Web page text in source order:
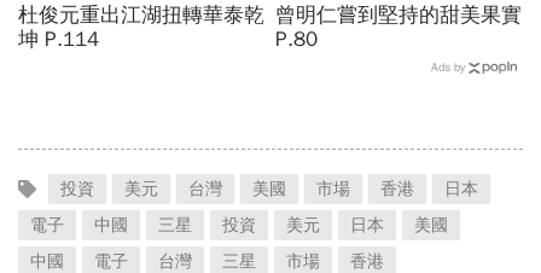
杜俊元重出江湖扭轉華泰乾
坤 P.114
曾明仁嘗到堅持的甜美果實
P.80
Ads by
投資 美元 台灣 美國 市場 香港
日本
電子
中國 三星 投資 美元 日本
美國
中國
電子 台灣 三星 市場 香港